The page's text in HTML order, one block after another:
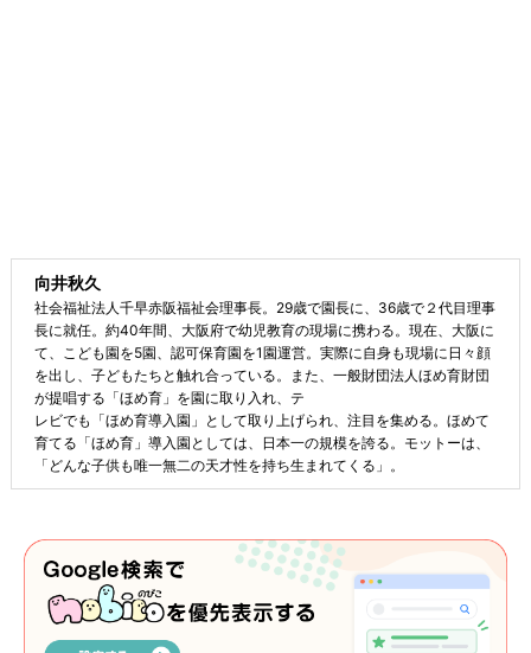
向井秋久
社会福祉法人千早赤阪福祉会理事長。29歳で園長に、36歳で２代目理事
長に就任。約40年間、大阪府で幼児教育の現場に携わる。現在、大阪に
て、こども園を5園、認可保育園を1園運営。実際に自身も現場に日々顔
を出し、子どもたちと触れ合っている。また、一般財団法人ほめ育財団
が提唱する「ほめ育」を園に取り入れ、テ
レビでも「ほめ育導入園」として取り上げられ、注目を集める。ほめて
育てる「ほめ育」導入園としては、日本一の規模を誇る。モットーは、
「どんな子供も唯一無二の天才性を持ち生まれてくる」。